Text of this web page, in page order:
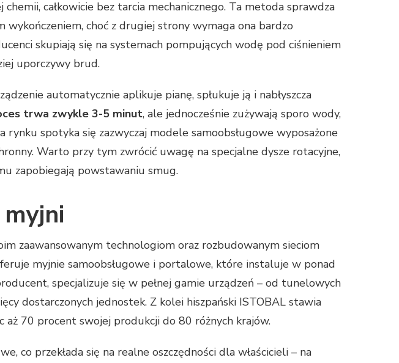
całkowicie bez tarcia mechanicznego. Ta metoda sprawdza
choć z drugiej strony wymaga ona bardzo
skupiają się na systemach pompujących wodę pod ciśnieniem
uporczywy brud.
automatycznie aplikuje pianę, spłukuje ją i nabłyszcza
trwa zwykle 3-5 minut, ale jednocześnie zużywają sporo wody,
spotyka się zazwyczaj modele samoobsługowe wyposażone
Warto przy tym zwrócić uwagę na specjalne dysze rotacyjne,
zapobiegają powstawaniu smug.
zaawansowanym technologiom oraz rozbudowanym sieciom
myjnie samoobsługowe i portalowe, które instaluje w ponad
specjalizuje się w pełnej gamie urządzeń – od tunelowych
dostarczonych jednostek. Z kolei hiszpański ISTOBAL stawia
70 procent swojej produkcji do 80 różnych krajów.
co przekłada się na realne oszczędności dla właścicieli – na